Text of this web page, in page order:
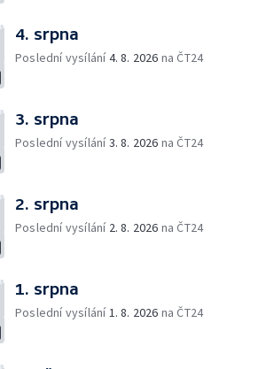
4. srpna
Poslední vysílání4. 8. 2026 na ČT24
3. srpna
Poslední vysílání3. 8. 2026 na ČT24
2. srpna
Poslední vysílání 2. 8. 2026 na ČT24
1. srpna
Poslední vysílání1. 8. 2026 na ČT24